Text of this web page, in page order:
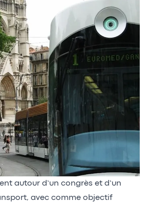
autour d’un congrès et d’un
avec comme objectif